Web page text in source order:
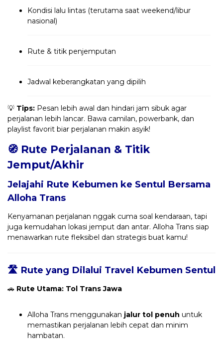
Kondisi lalu lintas (terutama saat weekend/libur
nasional)
Rute & titik penjemputan
Jadwal keberangkatan yang dipilih
💡 Tips: Pesan lebih awal dan hindari jam sibuk agar
perjalanan lebih lancar. Bawa camilan, powerbank, dan
playlist favorit biar perjalanan makin asyik!
🧭 Rute Perjalanan & Titik
Jemput/Akhir
Jelajahi Rute Kebumen ke Sentul Bersama
Alloha Trans
Kenyamanan perjalanan nggak cuma soal kendaraan, tapi
juga kemudahan lokasi jemput dan antar. Alloha Trans siap
menawarkan rute fleksibel dan strategis buat kamu!
🛣️ Rute yang Dilalui Travel Kebumen Sentul
🚗 Rute Utama: Tol Trans Jawa
Alloha Trans menggunakan jalur tol penuh untuk
memastikan perjalanan lebih cepat dan minim
hambatan.